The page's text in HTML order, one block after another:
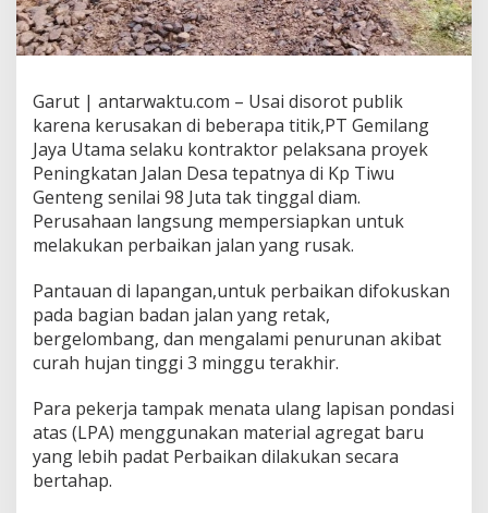
Garut | antarwaktu.com – Usai disorot publik
karena kerusakan di beberapa titik,PT Gemilang
Jaya Utama selaku kontraktor pelaksana proyek
Peningkatan Jalan Desa tepatnya di Kp Tiwu
Genteng senilai 98 Juta tak tinggal diam.
Perusahaan langsung mempersiapkan untuk
melakukan perbaikan jalan yang rusak.
Pantauan di lapangan,untuk perbaikan difokuskan
pada bagian badan jalan yang retak,
bergelombang, dan mengalami penurunan akibat
curah hujan tinggi 3 minggu terakhir.
Para pekerja tampak menata ulang lapisan pondasi
atas (LPA) menggunakan material agregat baru
yang lebih padat Perbaikan dilakukan secara
bertahap.